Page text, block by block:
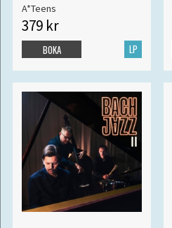
A*Teens
379 kr
LP
BOKA